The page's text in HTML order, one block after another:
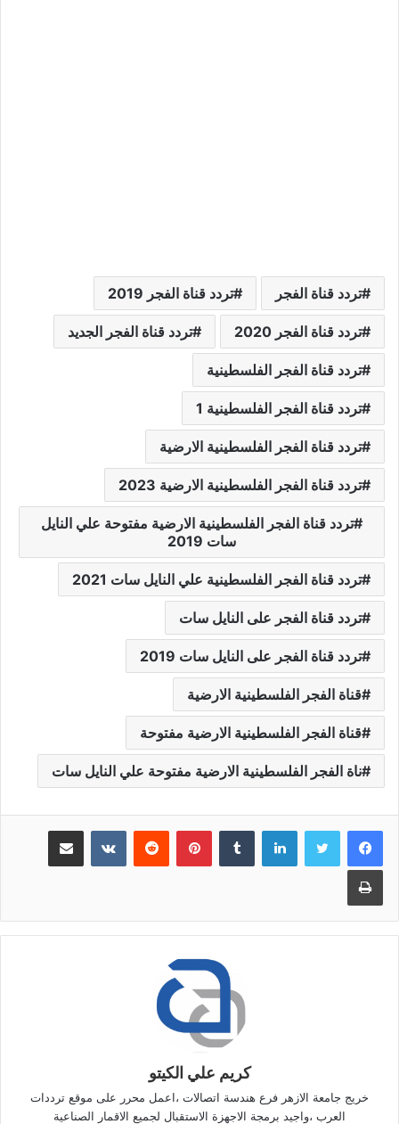
تردد قناة الفجر تردد قناة الفجر 2019
تردد قناة الفجر 2020 تردد قناة الفجر الجديد
تردد قناة الفجر الفلسطينية
تردد قناة الفجر الفلسطينية 1
تردد قناة الفجر الفلسطينية الارضية
تردد قناة الفجر الفلسطينية الارضية 2023
تردد قناة الفجر الفلسطينية الارضية مفتوحة علي النايل
سات 2019
تردد قناة الفجر الفلسطينية علي النايل سات 2021
تردد قناة الفجر على النايل سات
تردد قناة الفجر على النايل سات 2019
قناة الفجر الفلسطينية الارضية
قناة الفجر الفلسطينية الارضية مفتوحة
ناة الفجر الفلسطينية الارضية مفتوحة علي النايل سات
لينكدإن بينتيريست مشاركة عبر البريد
طباعة
كريم علي الكيتو
خريج جامعة الازهر فرع هندسة اتصالات ،اعمل محرر على موقع ترددات
العرب ،واجيد برمجة الاجهزة الاستقبال لجميع الاقمار الصناعية